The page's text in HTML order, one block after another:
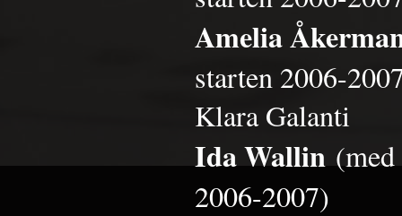
Amelia
starten 2006-
Klara Galanti
Ida Wallin(med
2006-2007)